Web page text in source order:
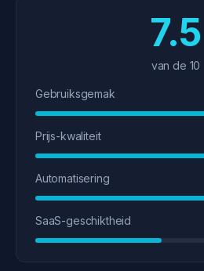
7.5
van de 10
Gebruiksgemak
Prijs-kwaliteit
Automatisering
SaaS-geschiktheid